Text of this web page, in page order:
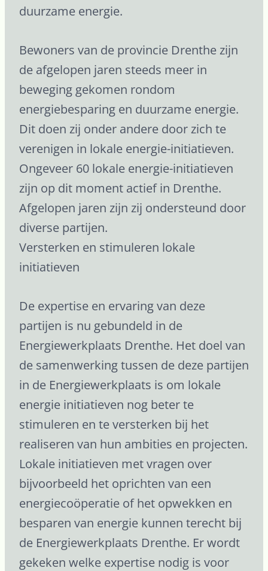
duurzame energie.
Bewoners van de provincie Drenthe zijn
de afgelopen jaren steeds meer in
beweging gekomen rondom
energiebesparing en duurzame energie.
Dit doen zij onder andere door zich te
verenigen in lokale energie-initiatieven.
Ongeveer 60 lokale energie-initiatieven
zijn op dit moment actief in Drenthe.
Afgelopen jaren zijn zij ondersteund door
diverse partijen.
Versterken en stimuleren lokale
initiatieven
De expertise en ervaring van deze
partijen is nu gebundeld in de
Energiewerkplaats Drenthe. Het doel van
de samenwerking tussen de deze partijen
in de Energiewerkplaats is om lokale
energie initiatieven nog beter te
stimuleren en te versterken bij het
realiseren van hun ambities en projecten.
Lokale initiatieven met vragen over
bijvoorbeeld het oprichten van een
energiecoöperatie of het opwekken en
besparen van energie kunnen terecht bij
de Energiewerkplaats Drenthe. Er wordt
gekeken welke expertise nodig is voor